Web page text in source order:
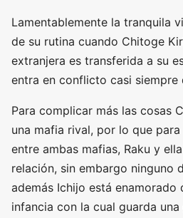
Lamentablemente la tranquila
de su rutina cuando Chitoge
extranjera es transferida a su
entra en conflicto casi siempre
Para complicar más las cosas
una mafia rival, por lo que
entre ambas mafias, Raku y
relación, sin embargo ninguno
además Ichijo está enamorado
infancia con la cual guarda